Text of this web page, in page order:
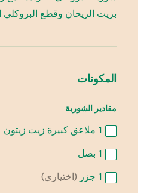
بزيت الريحان وقطع
المكونات
مقادير الشوربة
1 ملاعق كبيرة زيت زيتون
1 بصل
1 جزر (اختياري)